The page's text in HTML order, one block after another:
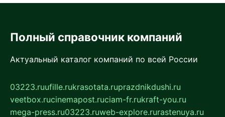
Полный справочник компаний
Актуальный каталог компаний по всей России
03223.ruufille.rukrasotata.ruprazdnikdushi.ru
veetbox.rucinemapost.ruciam-fr.rukraft-you.ru
mega-press.ru03223.ruweb-explore.rurastenuya.ru